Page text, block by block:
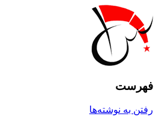
فهرست
رفتن به نوشته‌ها